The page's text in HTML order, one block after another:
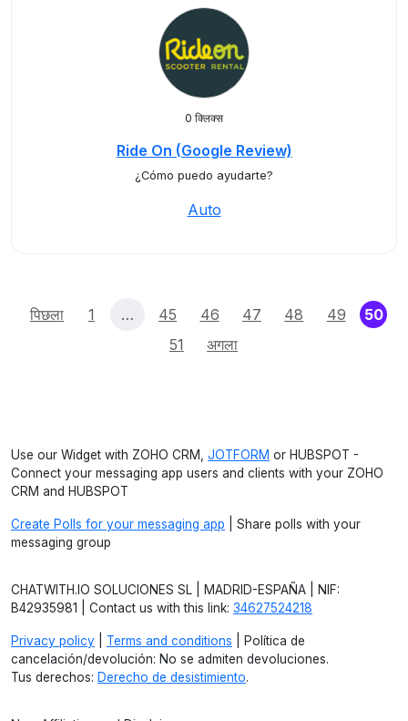
0 क्लिक्स
Ride On (Google Review)
¿Cómo puedo ayudarte?
Auto
पिछला 1 … 45 46 47 48 49 50
51
अगला
Use our Widget with ZOHO CRM, JOTFORM or HUBSPOT -
Connect your messaging app users and clients with your ZOHO
CRM and HUBSPOT
Create Polls for your messaging app | Share polls with your
messaging group
CHATWITH.IO SOLUCIONES SL | MADRID-ESPAÑA | NIF:
B42935981 | Contact us with this link: 34627524218
Privacy policy Terms and conditions | Política de
cancelación/devolución: No se admiten devoluciones.
Tus derechos: Derecho de desistimiento.